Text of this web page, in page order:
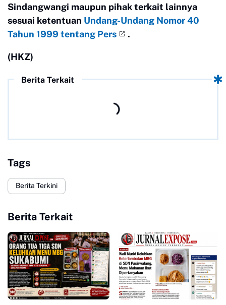
Sindangwangi maupun pihak terkait lainnya
sesuai ketentuan Undang-Undang Nomor 40
Tahun 1999 tentang Pers
.
(HKZ)
Berita Terkait
Tags
Berita Terkini
Berita Terkait